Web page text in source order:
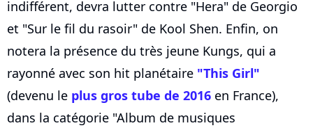
indifférent, devra lutter contre "Hera" de Georgio
et "Sur le fil du rasoir" de Kool Shen. Enfin, on
notera la présence du très jeune Kungs, qui a
rayonné avec son hit planétaire "This Girl"
(devenu le plus gros tube de 2016 en France),
dans la catégorie "Album de musiques